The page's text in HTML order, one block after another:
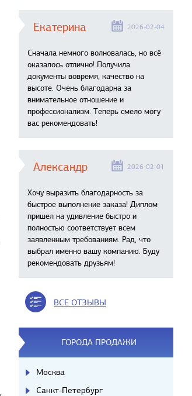
Екатерина 2026-02-04
Сначала немного волновалась, но всё
оказалось отлично! Получила
документы вовремя, качество на
высоте. Очень благодарна за
внимательное отношение и
профессионализм. Теперь смело могу
вас рекомендовать!
Александр 2026-02-01
Хочу выразить благодарность за
быстрое выполнение заказа! Диплом
пришел на удивление быстро и
полностью соответствует всем
заявленным требованиям. Рад, что
выбрал именно вашу компанию. Буду
рекомендовать друзьям!
ВСЕ ОТЗЫВЫ
ГОРОДА ПРОДАЖИ
Москва
Санкт-Петербург